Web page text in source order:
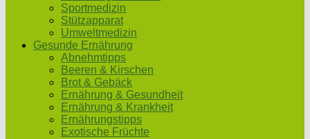
Sportmedizin
Stützapparat
Umweltmedizin
Gesunde Ernährung
Abnehmtipps
Beeren & Kirschen
Brot & Gebäck
Ernährung & Gesundheit
Ernährung & Krankheit
Ernährungstipps
Exotische Früchte